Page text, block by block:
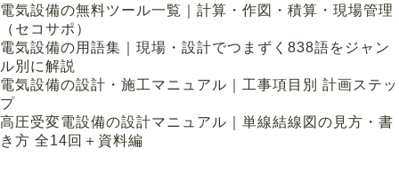
電気設備の無料ツール一覧｜計算・作図・積算・現場管理
（セコサポ）
電気設備の用語集｜現場・設計でつまずく838語をジャン
ル別に解説
電気設備の設計・施工マニュアル｜工事項目別 計画ステッ
プ
高圧受変電設備の設計マニュアル｜単線結線図の見方・書
き方 全14回＋資料編